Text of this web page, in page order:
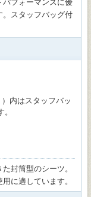
パフォーマンスに優
。スタッフバッグ付
内はスタッフバッ
封筒型のシーツ。
に適しています。